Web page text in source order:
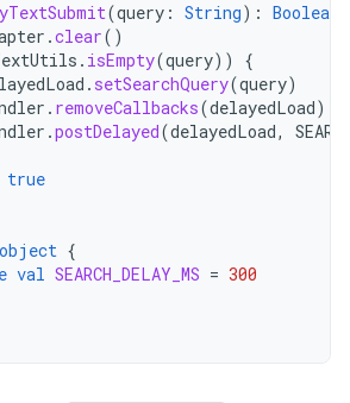
(query : String): Boolean
.clear()
. isEmpty(query))
{
. setSearchQuery(query)
. removeCallbacks(delayedLoad)
.postDelayed(delayedLoad,
true
object {
val SEARCH_DELAY_MS = 300